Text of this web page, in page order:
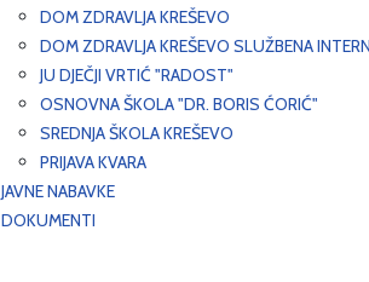
DOM ZDRAVLJA KREŠEVO
DOM ZDRAVLJA KREŠEVO SLUŽBENA
JU DJEČJI VRTIĆ "RADOST"
OSNOVNA ŠKOLA "DR. BORIS ĆORIĆ"
SREDNJA ŠKOLA KREŠEVO
PRIJAVA KVARA
JAVNE NABAVKE
DOKUMENTI